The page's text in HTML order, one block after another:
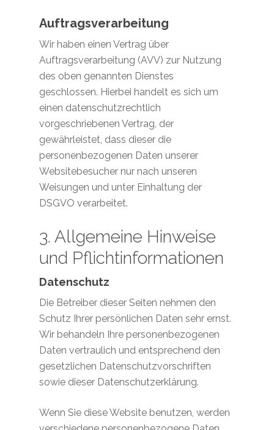
Auftragsverarbeitung
Wir haben einen Vertrag über
Auftragsverarbeitung (AVV) zur Nutzung
des oben genannten Dienstes
geschlossen. Hierbei handelt es sich um
einen datenschutzrechtlich
vorgeschriebenen Vertrag, der
gewährleistet, dass dieser die
personenbezogenen Daten unserer
Websitebesucher nur nach unseren
Weisungen und unter Einhaltung der
DSGVO verarbeitet.
3. Allgemeine Hinweise
und Pflicht­informationen
Datenschutz
Die Betreiber dieser Seiten nehmen den
Schutz Ihrer persönlichen Daten sehr ernst.
Wir behandeln Ihre personenbezogenen
Daten vertraulich und entsprechend den
gesetzlichen Datenschutzvorschriften
sowie dieser Datenschutzerklärung.
Wenn Sie diese Website benutzen, werden